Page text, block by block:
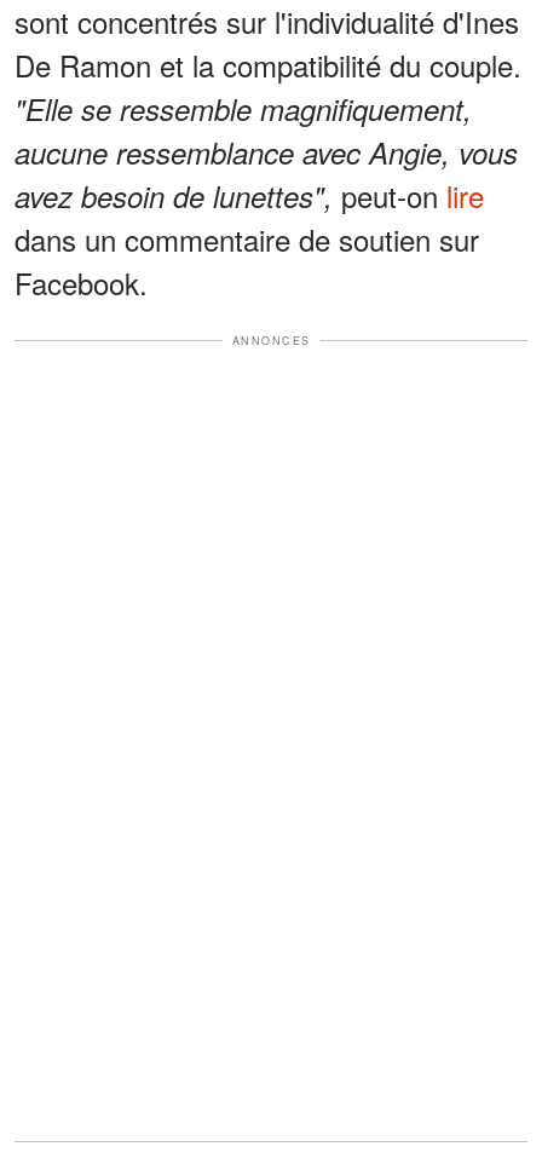
sont concentrés sur l'individualité d'Ines
De Ramon et la compatibilité du couple.
"Elle se ressemble magnifiquement,
aucune ressemblance avec Angie, vous
avez besoin de lunettes", peut-on lire
dans un commentaire de soutien sur
Facebook.
ANNONCES